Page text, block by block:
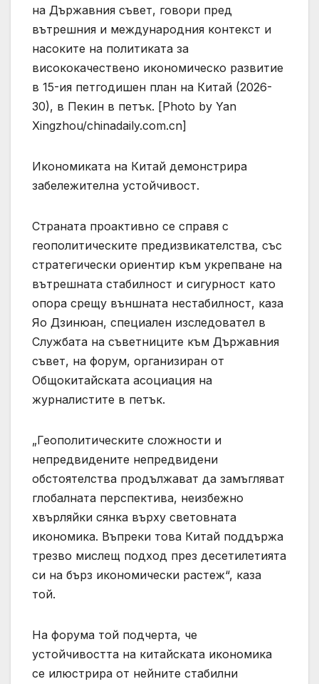
на Държавния съвет, говори пред
вътрешния и международния контекст и
насоките на политиката за
висококачествено икономическо развитие
в 15-ия петгодишен план на Китай (2026-
30), в Пекин в петък. [Photo by Yan
Xingzhou/chinadaily.com.cn]
Икономиката на Китай демонстрира
забележителна устойчивост.
Страната проактивно се справя с
геополитическите предизвикателства, със
стратегически ориентир към укрепване на
вътрешната стабилност и сигурност като
опора срещу външната нестабилност, каза
Яо Дзинюан, специален изследовател в
Службата на съветниците към Държавния
съвет, на форум, организиран от
Общокитайската асоциация на
журналистите в петък.
„Геополитическите сложности и
непредвидените непредвидени
обстоятелства продължават да замъгляват
глобалната перспектива, неизбежно
хвърляйки сянка върху световната
икономика. Въпреки това Китай поддържа
трезво мислещ подход през десетилетията
си на бърз икономически растеж“, каза
той.
На форума той подчерта, че
устойчивостта на китайската икономика
се илюстрира от нейните стабилни